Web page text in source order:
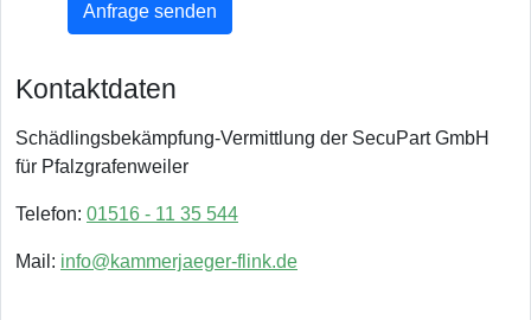
Anfrage senden
Kontaktdaten
Schädlingsbekämpfung-Vermittlung der SecuPart GmbH
für Pfalzgrafenweiler
Telefon: 01516 - 11 35 544
Mail: info@kammerjaeger-flink.de